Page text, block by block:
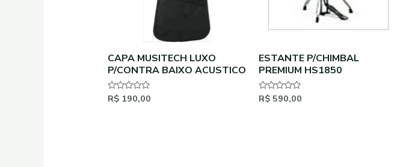
CAPA MUSITECH LUXO
P/CONTRA BAIXO ACUSTICO
Avaliação
R$190,00
ESTANTE P/CHIMBAL
PREMIUM HS1850
Avaliação
R$ 590,00